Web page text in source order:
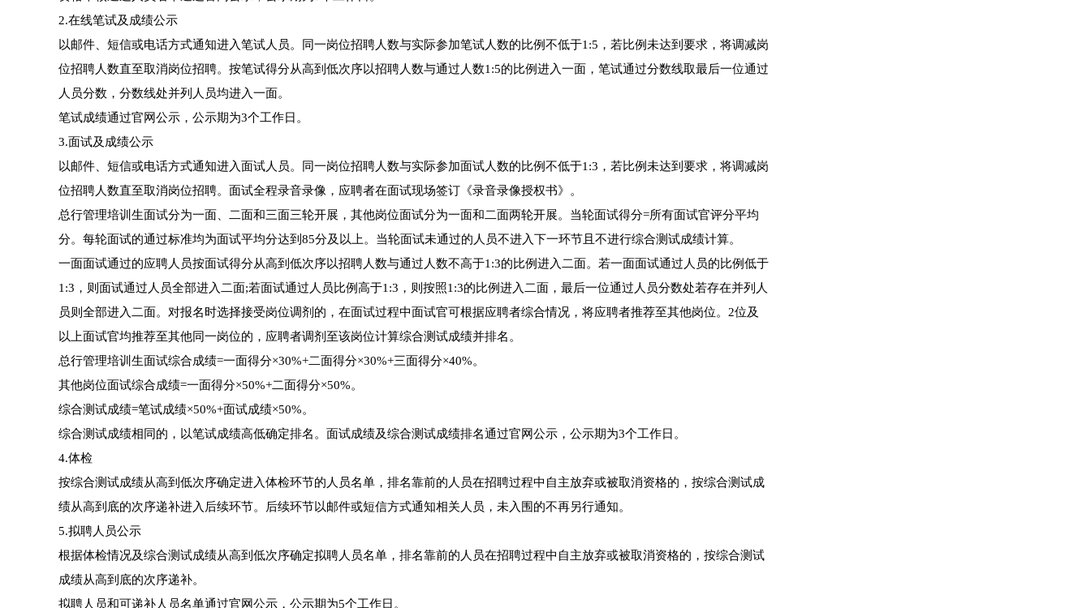
2.在线笔试及成绩公示
以邮件、短信或电话方式通知进入笔试人员。同一岗位招聘人数与实际参加笔试人数的比例不低于1:5，若比例未达到要求，将调减岗
位招聘人数直至取消岗位招聘。按笔试得分从高到低次序以招聘人数与通过人数1:5的比例进入一面，笔试通过分数线取最后一位通过
人员分数，分数线处并列人员均进入一面。
笔试成绩通过官网公示，公示期为3个工作日。
3.面试及成绩公示
以邮件、短信或电话方式通知进入面试人员。同一岗位招聘人数与实际参加面试人数的比例不低于1:3，若比例未达到要求，将调减岗
位招聘人数直至取消岗位招聘。面试全程录音录像，应聘者在面试现场签订《录音录像授权书》。
总行管理培训生面试分为一面、二面和三面三轮开展，其他岗位面试分为一面和二面两轮开展。当轮面试得分=所有面试官评分平均
分。每轮面试的通过标准均为面试平均分达到85分及以上。当轮面试未通过的人员不进入下一环节且不进行综合测试成绩计算。
一面面试通过的应聘人员按面试得分从高到低次序以招聘人数与通过人数不高于1:3的比例进入二面。若一面面试通过人员的比例低于
1:3，则面试通过人员全部进入二面;若面试通过人员比例高于1:3，则按照1:3的比例进入二面，最后一位通过人员分数处若存在并列人
员则全部进入二面。对报名时选择接受岗位调剂的，在面试过程中面试官可根据应聘者综合情况，将应聘者推荐至其他岗位。2位及
以上面试官均推荐至其他同一岗位的，应聘者调剂至该岗位计算综合测试成绩并排名。
总行管理培训生面试综合成绩=一面得分×30%+二面得分×30%+三面得分×40%。
其他岗位面试综合成绩=一面得分×50%+二面得分×50%。
综合测试成绩=笔试成绩×50%+面试成绩×50%。
综合测试成绩相同的，以笔试成绩高低确定排名。面试成绩及综合测试成绩排名通过官网公示，公示期为3个工作日。
4.体检
按综合测试成绩从高到低次序确定进入体检环节的人员名单，排名靠前的人员在招聘过程中自主放弃或被取消资格的，按综合测试成
绩从高到底的次序递补进入后续环节。后续环节以邮件或短信方式通知相关人员，未入围的不再另行通知。
5.拟聘人员公示
根据体检情况及综合测试成绩从高到低次序确定拟聘人员名单，排名靠前的人员在招聘过程中自主放弃或被取消资格的，按综合测试
成绩从高到底的次序递补。
拟聘人员和可递补人员名单通过官网公示，公示期为5个工作日。